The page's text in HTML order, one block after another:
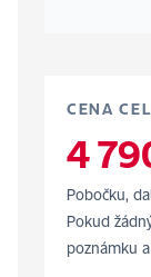
CENA
4
Pobočku,
Pokud
poznámku